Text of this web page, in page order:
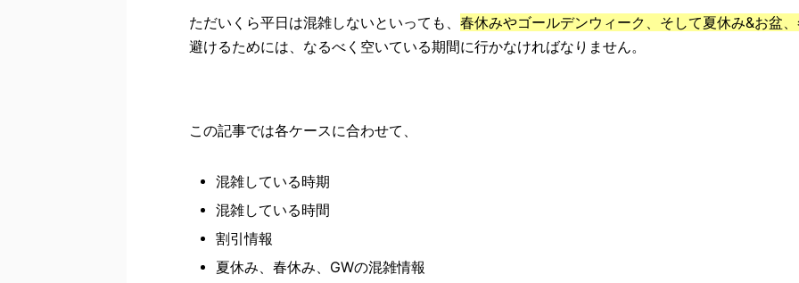
ただいくら平日は混雑しないといっても、 春休みやゴールデンウィーク、そして夏休み&お盆
避けるためには、なるべく空いている期間に行かなければなりません。
この記事では各ケースに合わせて、
混雑している時期
混雑している時間
割引情報
夏休み、春休み、GWの混雑情報